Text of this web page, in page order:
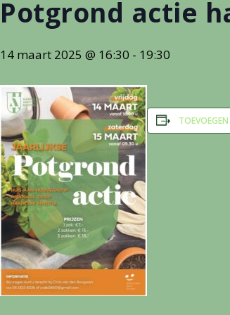
Potgrond actie
14 maart 2025 @ 16:30 - 19:30